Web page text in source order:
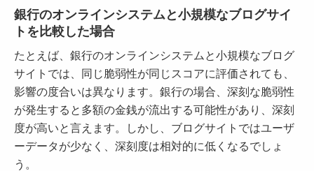
銀行のオンラインシステムと小規模なブログサイ
トを比較した場合
たとえば、銀行のオンラインシステムと小規模なブログ
サイトでは、同じ脆弱性が同じスコアに評価されても、
影響の度合いは異なります。銀行の場合、深刻な脆弱性
が発生すると多額の金銭が流出する可能性があり、深刻
度が高いと言えます。しかし、ブログサイトではユーザ
ーデータが少なく、深刻度は相対的に低くなるでしょ
う。